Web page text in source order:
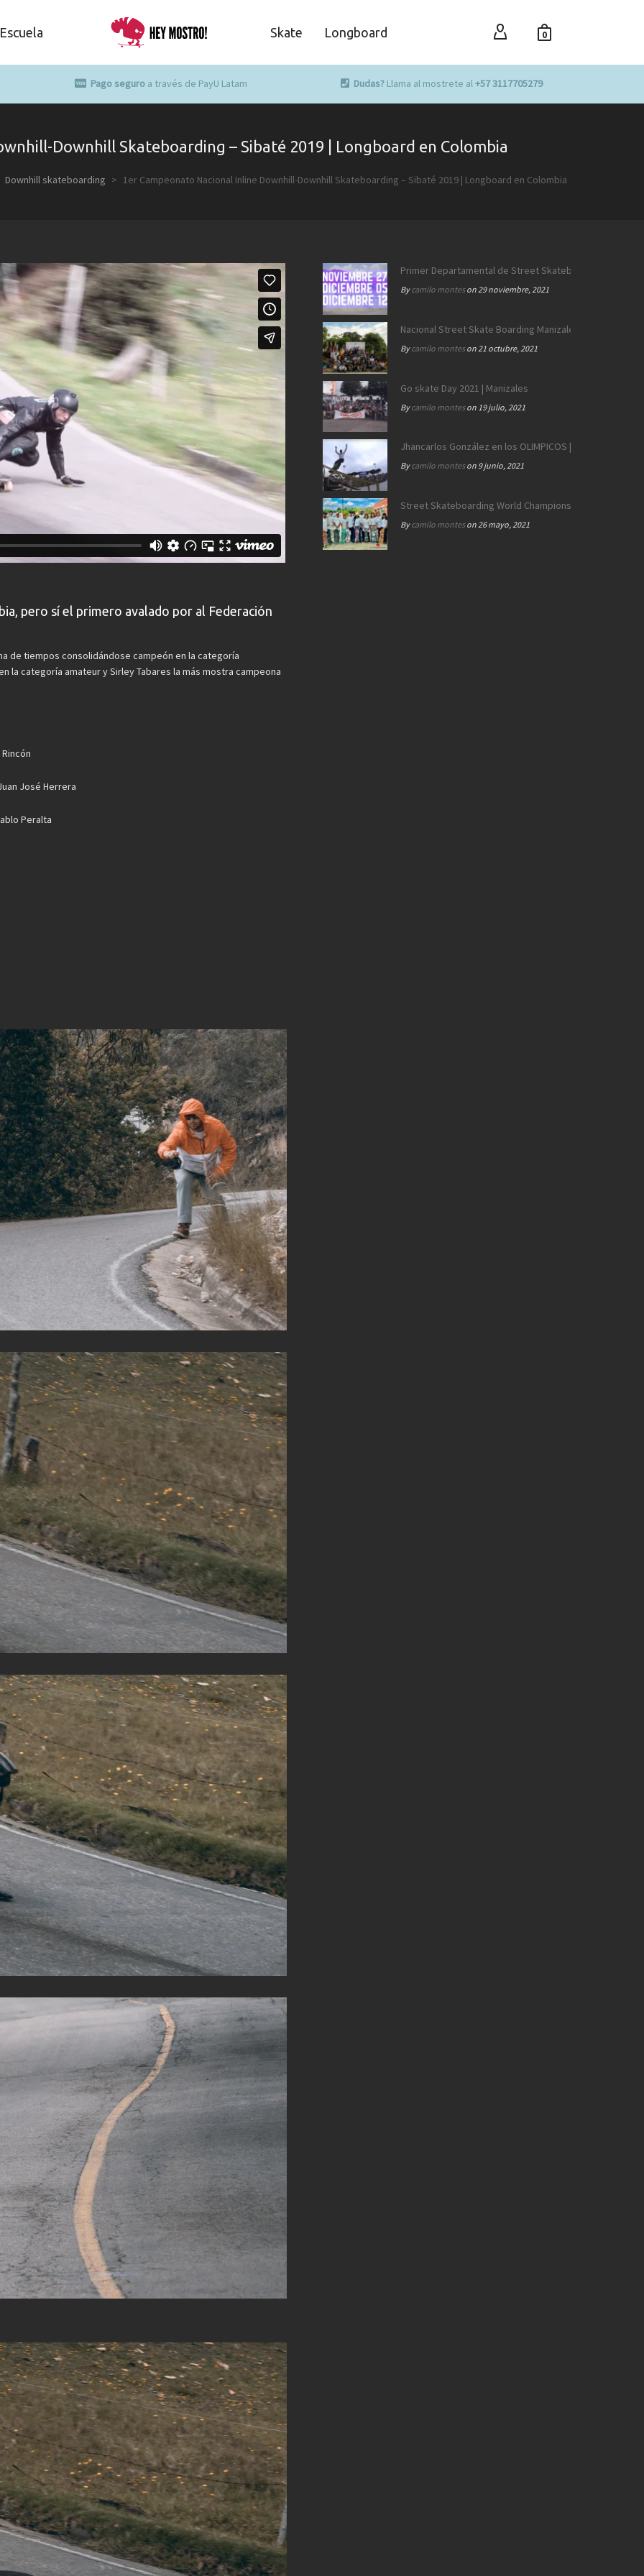
Escuela Skate Longboard 0
Pago seguro a través de PayU Latam Dudas?Llama al mostrete al+57 3117705279
Downhill Skateboarding – Sibaté 2019 | Longboard en Colombia
Downhill skateboarding > 1er Campeonato Nacional Inline Downhill-Downhill Skateboarding – Sibaté 2019 | Longboard en Colombia
pero sí el primero avalado por al Federación
de tiempos consolidándose campeón en la categoría
la categoría amateur y Sirley Tabares la más mostra campeona
José Herrera
Peralta
Primer Departamental de Street Skateboarding de
Bycamilo monteson 29 noviembre, 2021
Nacional Street Skate Boarding Manizales 172 años
Bycamilo monteson 21 octubre, 2021
Go skate Day 2021 | Manizales
Bycamilo monteson 19 julio, 2021
Jhancarlos González en los OLIMPICOS | Equipo SB
Bycamilo monteson 9 junio, 2021
Street Skateboarding World Championships Roma 2021
Bycamilo monteson 26 mayo, 2021